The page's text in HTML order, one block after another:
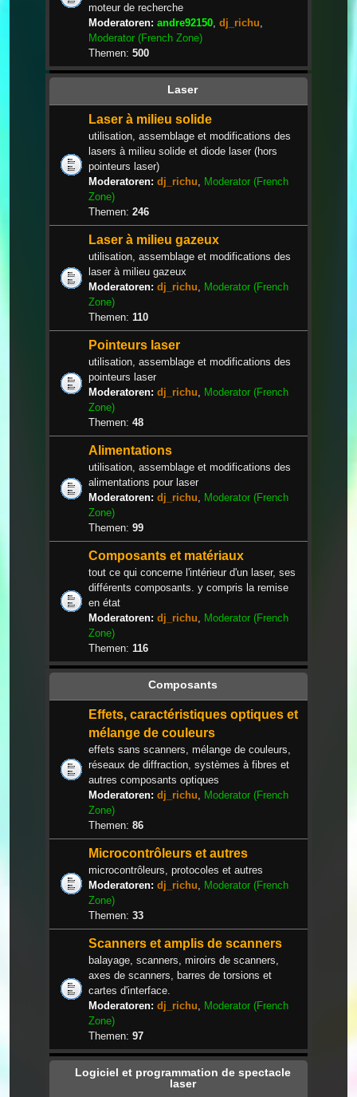
moteur de recherche
Moderatoren: andre92150 dj_richu
Moderator (French Zone)
Themen: 500
Laser
Laser à milieu solide
utilisation, assemblage et modifications des
lasers à milieu solide et diode laser (hors
pointeurs laser)
Moderatoren: dj_richu
Moderator (French
Zone)
Themen: 246
Laser à milieu gazeux
utilisation, assemblage et modifications des
laser à milieu gazeux
Moderatoren: dj_richu
Moderator (French
Zone)
Themen: 110
Pointeurs laser
utilisation, assemblage et modifications des
pointeurs laser
Moderatoren: dj_richu
Moderator (French
Zone)
Themen: 48
Alimentations
utilisation, assemblage et modifications des
alimentations pour laser
Moderatoren: dj_richu
Moderator (French
Zone)
Themen: 99
Composants et matériaux
tout ce qui concerne l'intérieur d'un laser, ses
différents composants. y compris la remise
en état
Moderatoren: dj_richu
Moderator (French
Zone)
Themen: 116
Composants
Effets, caractéristiques optiques et
mélange de couleurs
effets sans scanners, mélange de couleurs,
réseaux de diffraction, systèmes à fibres et
autres composants optiques
Moderatoren: dj_richu
Moderator (French
Zone)
Themen: 86
Microcontrôleurs et autres
microcontrôleurs, protocoles et autres
Moderatoren: dj_richu
Moderator (French
Zone)
Themen: 33
Scanners et amplis de scanners
balayage, scanners, miroirs de scanners,
axes de scanners, barres de torsions et
cartes d'interface.
Moderatoren: dj_richu
Moderator (French
Zone)
Themen: 97
Logiciel et programmation de spectacle
laser